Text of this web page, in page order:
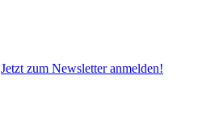
Jetzt zum Newsletter anmelden!